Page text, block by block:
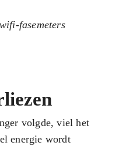
fasemeters
volgde, viel het
energie wordt